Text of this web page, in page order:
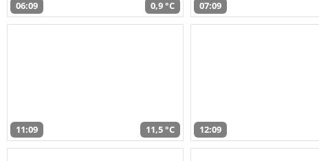
06:09 0,9 °C 07:09
11:09 11,5 °C 12:09